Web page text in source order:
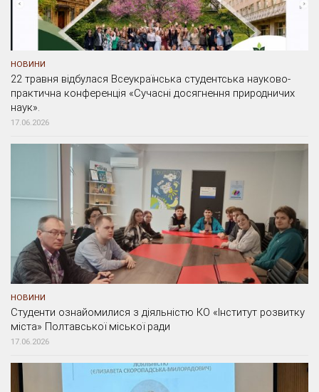
НОВИНИ
22 травня відбулася Всеукраїнська студентська науково-
практична конференція «Сучасні досягнення природничих
наук».
17.06.2026
НОВИНИ
Студенти ознайомилися з діяльністю КО «Інститут розвитку
міста» Полтавської міської ради
17.06.2026